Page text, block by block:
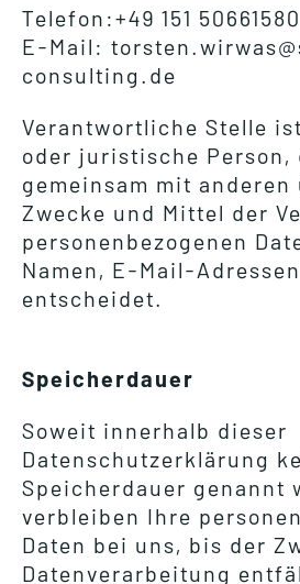
Telefon:+49 151 50661580
E-Mail:
consulting.de
Verantwortliche Stelle
oder juristische Person,
gemeinsam mit anderen
Zwecke und Mittel der
personenbezogenen
Namen, E-Mail-
entscheidet.
Speicherdauer
Soweit innerhalb dieser
Datenschutzerklärung
Speicherdauer genannt
verbleiben Ihre
Daten bei uns, bis der
Datenverarbeitung